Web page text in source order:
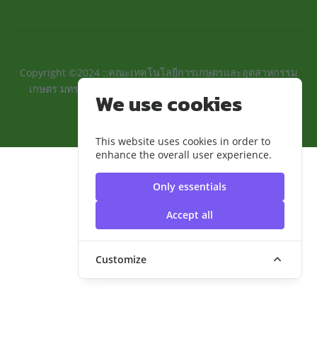
We use cookies
This website uses cookies in order to
enhance the overall user experience.
Only essentials
Accept all
Customize
Copyright ©2024 ::คณะเทคโนโลยีการเกษตรและอุตสาหกรรม
เกษตร มทร.สุวรรณภูมิ:: | มหาวิทยาลัยเทคโนโลยีราชมงคล
สุวรรณภูมิ